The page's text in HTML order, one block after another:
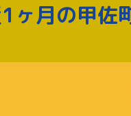
ヶ月の甲佐